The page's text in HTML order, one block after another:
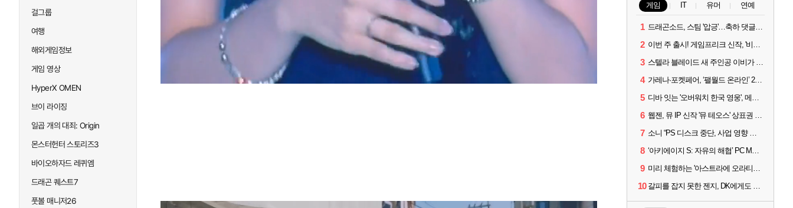
걸그룹
여행
해외게임정보
게임 영상
HyperX OMEN
브이 라이징
일곱 개의 대죄: Origin
몬스터헌터 스토리즈3
바이오하자드 레퀴엠
드래곤 퀘스트7
풋볼 매니저26
게임 IT 유머 연예
1 드래곤소드, 스팀 '압긍'…축하 댓글 달고 게임 코드 받자!
2 이번 주 출시! 게임프리크 신작, '비스트 오브 리인카네이션'
3 스텔라 블레이드 새 주인공 이비가 부릅니다, 'Wanna be in LOVE' 뮤비 공개
4 가레나·포켓페어, ‘팰월드 온라인’ 2026년 출시 예고
5 디바 잇는 '오버워치 한국 영웅', 메카 파일럿 디몬 나온다
6 웹젠, 뮤 IP 신작 '뮤 테오스' 상표권 출원
7 소니 “PS 디스크 중단, 사업 영향 없다”
8 ‘아키에이지 S: 자유의 해협’ PC MMORPG로 개발한다
9 미리 체험하는 '아스트라에 오라티오'...NC, 8/19부터 CBT 참가자 모집
10 갈피를 잡지 못한 젠지, DK에게도 0:2 패배